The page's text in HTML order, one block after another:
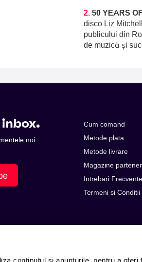
2. 50 YEARS
disco Liz
publicului din
de muzică și
noi.
Cum comand
Metode plata
Metode livrare
Magazine
Intrebari
Termeni si Conditii